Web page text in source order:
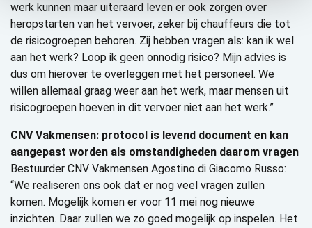
werk kunnen maar uiteraard leven er ook zorgen over
heropstarten van het vervoer, zeker bij chauffeurs die tot
de risicogroepen behoren. Zij hebben vragen als: kan ik wel
aan het werk? Loop ik geen onnodig risico? Mijn advies is
dus om hierover te overleggen met het personeel. We
willen allemaal graag weer aan het werk, maar mensen uit
risicogroepen hoeven in dit vervoer niet aan het werk.”
CNV Vakmensen: protocol is levend document en kan
aangepast worden als omstandigheden daarom vragen
Bestuurder CNV Vakmensen Agostino di Giacomo Russo:
“We realiseren ons ook dat er nog veel vragen zullen
komen. Mogelijk komen er voor 11 mei nog nieuwe
inzichten. Daar zullen we zo goed mogelijk op inspelen. Het